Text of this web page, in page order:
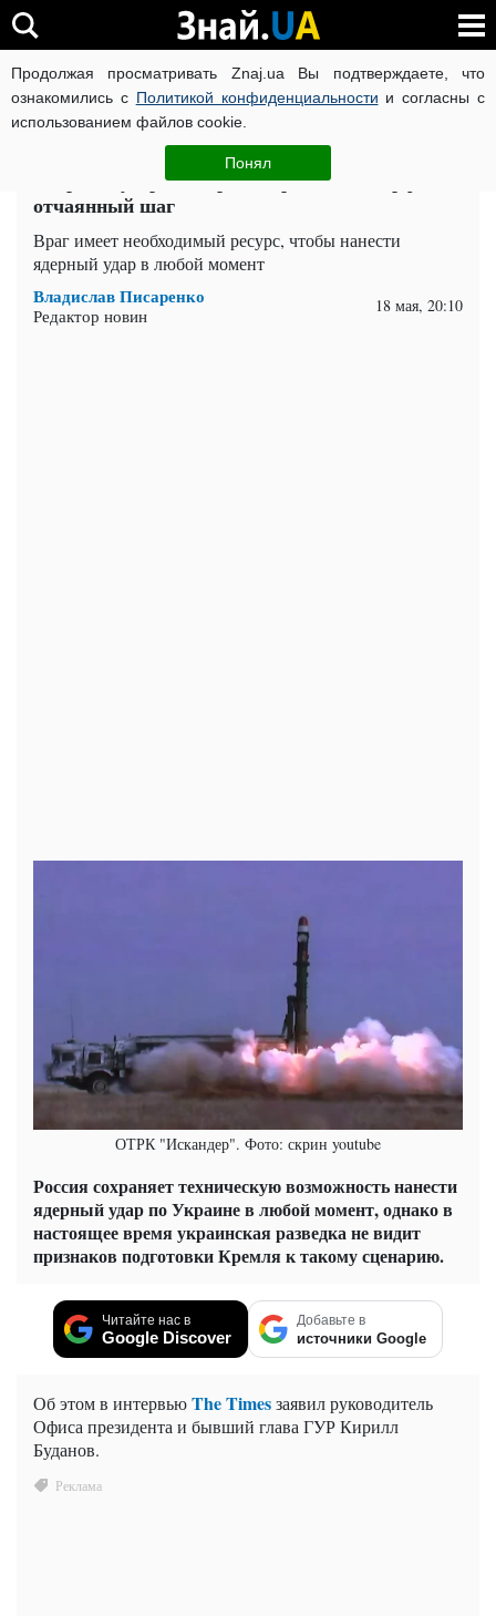
Продолжая просматривать Znaj.ua Вы подтверждаете, что
ознакомились с Политикой конфиденциальности и согласны с
использованием файлов cookie.
Понял
ВОЙНА РОССИИ ПРОТИВ УКРАИНЫ КОРОНАВИРУС В
ЧИТАТИ УКРАЇНСЬКОЮ
Ядерный удар по Украине: решится ли рф на
отчаянный шаг
Враг имеет необходимый ресурс, чтобы нанести
ядерный удар в любой момент
Владислав Писаренко
Редактор новин 18 мая, 20:10
ОТРК "Искандер". Фото: скрин youtube
Россия сохраняет техническую возможность нанести
ядерный удар по Украине в любой момент, однако в
настоящее время украинская разведка не видит
признаков подготовки Кремля к такому сценарию.
Читайте нас в
Google Discover
Добавьте в
источники Google
Об этом в интервьюThe Timesзаявил руководитель
Офиса президента и бывший глава ГУР Кирилл
Буданов.